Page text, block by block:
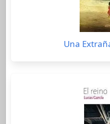
Una